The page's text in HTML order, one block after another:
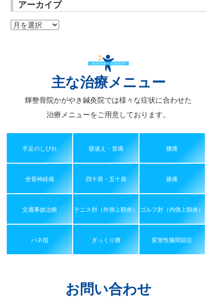
アーカイブ
ア
主な治療メニュー
輝整骨院かがやき鍼灸院では様々な症状に合わせた
治療メニューをご用意しております。
手足のしびれ 寝違え・首痛 腰痛
坐骨神経痛 四十肩・五十肩 膝痛
交通事故治療 テニス肘（外側上顆炎） ゴルフ肘（内側上顆炎）
バネ指 ぎっくり腰 変形性膝関節症
お問い合わせ